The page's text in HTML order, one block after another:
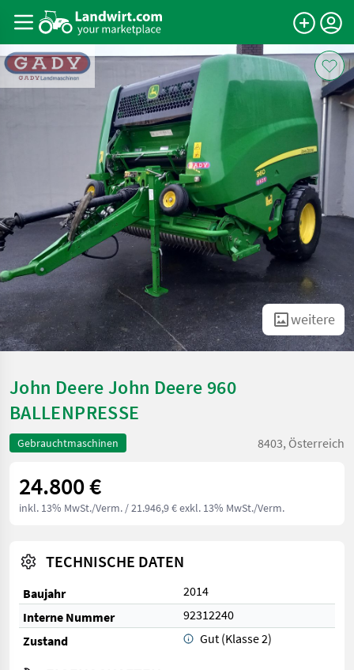
weitere
John Deere John Deere 960
BALLENPRESSE
Gebrauchtmaschinen 8403, Österreich
24.800 €
inkl. 13% MwSt./Verm. / 21.946,9 € exkl. 13% MwSt./Verm.
TECHNISCHE DATEN
Baujahr
2014
Interne Nummer
92312240
Zustand
Gut (Klasse 2)